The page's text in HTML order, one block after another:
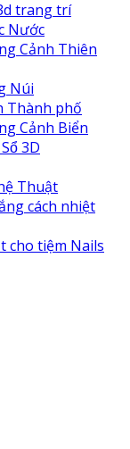
trang trí
Nước
Cảnh Thiên
Núi
Thành phố
Cảnh Biển
3D
Thuật
cách nhiệt
cho tiệm Nails